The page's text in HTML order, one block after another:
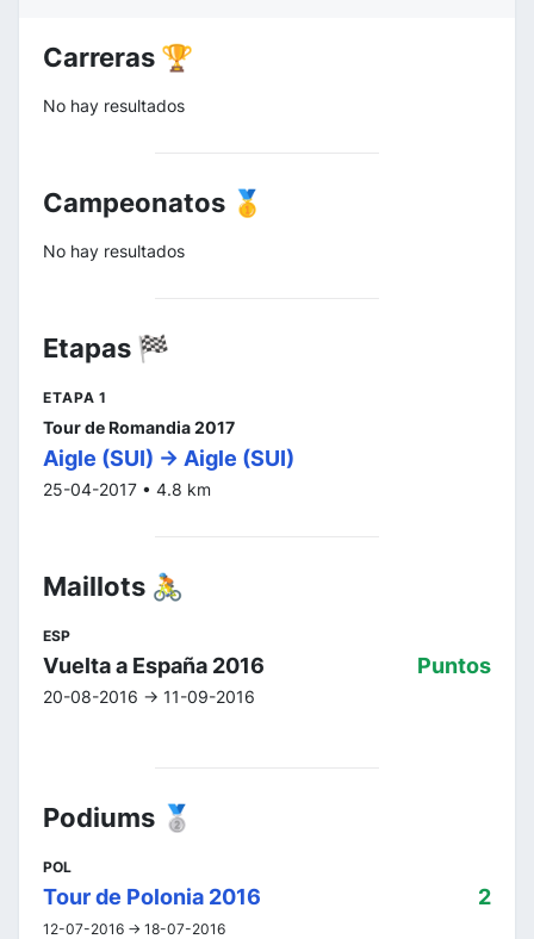
Carreras 🏆
No hay resultados
Campeonatos 🥇
No hay resultados
Etapas 🏁
ETAPA 1
Tour de Romandia 2017
Aigle (SUI) -> Aigle (SUI)
25-04-2017 • 4.8 km
Maillots 🚴
ESP
Vuelta a España 2016
20-08-2016 -> 11-09-2016
Puntos
Podiums 🥈
POL
Tour de Polonia 2016
12-07-2016 -> 18-07-2016
2